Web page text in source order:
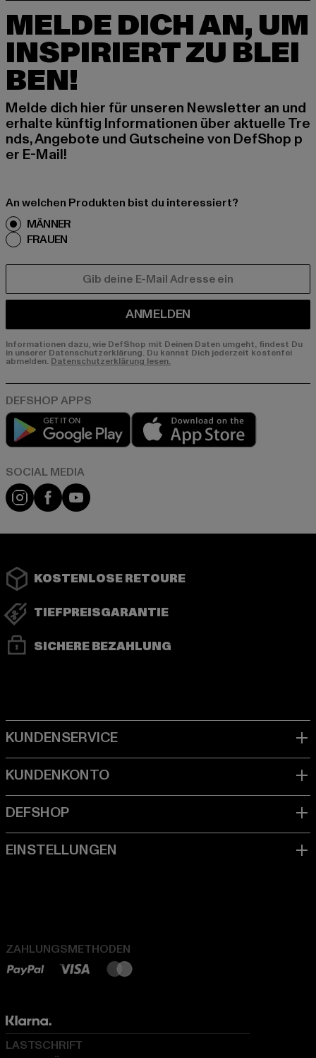
MELDE DICH AN, UM
INSPIRIERT ZU BLEI
BEN!
Melde dich hier für unseren Newsletter an und
erhalte künftig Informationen über aktuelle Tre
nds, Angebote und Gutscheine von DefShop p
er E-Mail!
An welchen Produkten bist du interessiert?
MÄNNER
FRAUEN
ANMELDEN
Informationen dazu, wie DefShop mit Deinen Daten umgeht, findest Du
in unserer Datenschutzerklärung. Du kannst Dich jederzeit kostenfei
abmelden. Datenschutzerklärung lesen.
Play market
Instagram
FacebookYouTube
KOSTENLOSE RETOURE
TIEFPREISGARANTIE
SICHERE BEZAHLUNG
ZAHLUNGSMETHODEN
LASTSCHRIFT